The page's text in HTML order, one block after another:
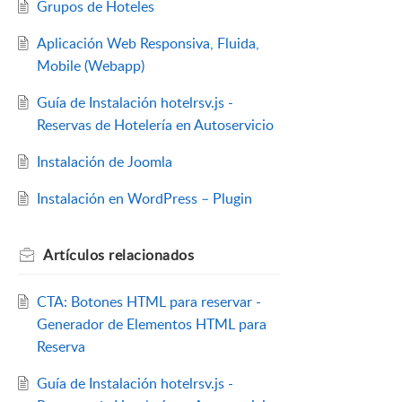
Grupos de Hoteles
Aplicación Web Responsiva, Fluida,
Mobile (Webapp)
Guía de Instalación hotelrsv.js -
Reservas de Hotelería en Autoservicio
Instalación de Joomla
Instalación en WordPress – Plugin
Artículos relacionados
CTA: Botones HTML para reservar -
Generador de Elementos HTML para
Reserva
Guía de Instalación hotelrsv.js -